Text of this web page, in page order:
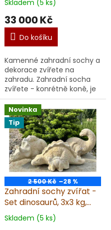
Skladem (5 ks)
33 000 Kč
Do košíku
Kamenné zahradní sochy a
dekorace zvířete na
zahradu. Zahradní socha
zvířete - konrétně koně, je
vyrobena z umělého
pískovce na zahradu.
vyrobené v ČR z
kvalitního ...
Novinka
Tip
2 500 Kč –28 %
Zahradní sochy zvířat -
Set dinosaurů, 3x3 kg,
pískovec
Skladem (5 ks)